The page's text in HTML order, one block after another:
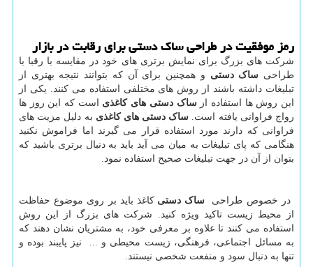
رمز موفقیت در طراحی ساک دستی برای رقابت در بازار
شرکت های بزرگ برای نمایش برتری های خود در مقایسه با رقبا با
طراحی ساک دستی و همچنین برای آن که بتوانند نتیجه بهتری از
تبلیغات داشته باشند از روش های مختلفی استفاده می کنند. یکی از
این روش ها استفاده ازساک دستی های کاغذی است که این روز ها
رواج فراوانی یافته است. ساک دستی های کاغذی به دلیل مزیت های
فراوانی که دارند مورد استفاده قرار می گیرند اما فراموش نکنید
هنگامی که پای تبلیغات به میان می آید باید به دنبال برتری باشید که
بتوان از آن در جهت تبلیغات صحیح استفاده نمود.
در خصوص طراحی ساک دستی کاغذ باید بر روی موضوع حفاظت
از محیط زیست تاکید ویژه کنید. شرکت های بزرگ از این روش
استفاده می کنند تا علاوه بر معرفی خود، به مشتریان نشان دهند که
به مسائل اجتماعی، فرهنگی، زیست محیطی و ... نیز پایبند بوده و
تنها به دنبال سود و منفعت شخصی نیستند.